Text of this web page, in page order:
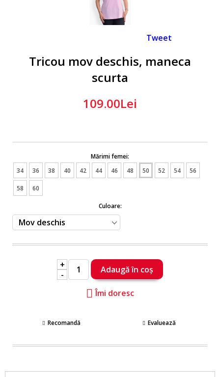
Tricou mov deschis, maneca
scurta
109.00Lei
Mărimi femei:
34
36 38 40 42 44 46 48 50 52 54 56
58 60
Culoare:
+
-
Îmi doresc
Recomandă Evaluează
Tweet